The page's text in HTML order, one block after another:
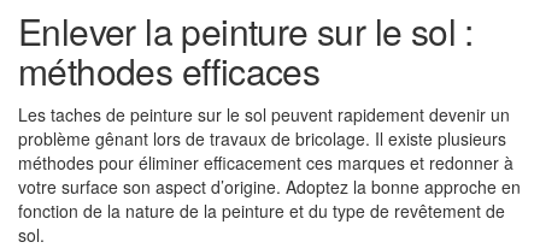
Enlever la peinture sur le sol :
méthodes efficaces
Les taches de peinture sur le sol peuvent rapidement devenir un
problème gênant lors de travaux de bricolage. Il existe plusieurs
méthodes pour éliminer efficacement ces marques et redonner à
votre surface son aspect d’origine. Adoptez la bonne approche en
fonction de la nature de la peinture et du type de revêtement de
sol.